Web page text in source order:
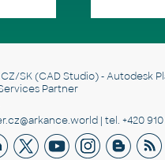
SK(CAD Studio) - Autodesk
Partner
| tel. +420 910